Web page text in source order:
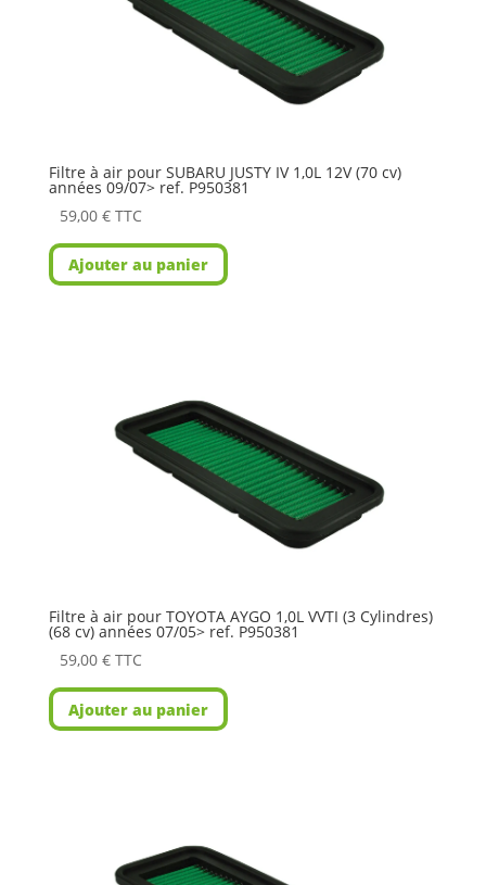
Filtre à air pour SUBARU JUSTY IV 1,0L 12V (70 cv)
années 09/07> ref. P950381
59,00 € TTC
Ajouter au panier
Filtre à air pour TOYOTA AYGO 1,0L VVTI (3 Cylindres)
(68 cv) années 07/05> ref. P950381
59,00 € TTC
Ajouter au panier